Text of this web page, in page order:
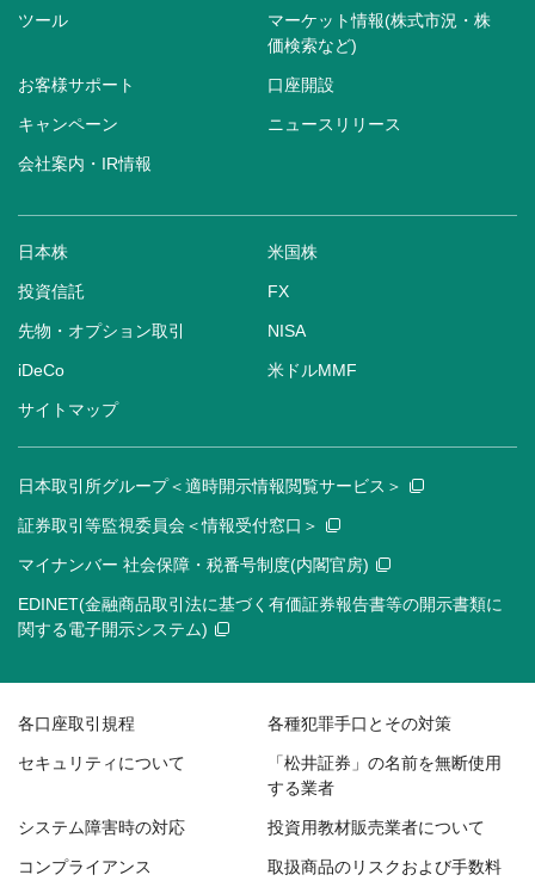
ツール
マーケット情報(株式市況・株
価検索など)
お客様サポート 口座開設
キャンペーン ニュースリリース
会社案内・IR情報
日本株 米国株
投資信託 FX
先物・オプション取引 NISA
iDeCo 米ドルMMF
サイトマップ
日本取引所グループ＜適時開示情報閲覧サービス＞
証券取引等監視委員会＜情報受付窓口＞
マイナンバー 社会保障・税番号制度(内閣官房)
EDINET(金融商品取引法に基づく有価証券報告書等の開示書類に
関する電子開示システム)
各口座取引規程 各種犯罪手口とその対策
セキュリティについて
「松井証券」の名前を無断使用
する業者
システム障害時の対応 投資用教材販売業者について
コンプライアンス
取扱商品のリスクおよび手数料